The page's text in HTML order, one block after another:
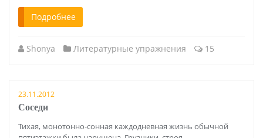
Подробнее
Shonya Литературные упражнения 15
23.11.2012
Соседи
Тихая, монотонно-сонная каждодневная жизнь обычной